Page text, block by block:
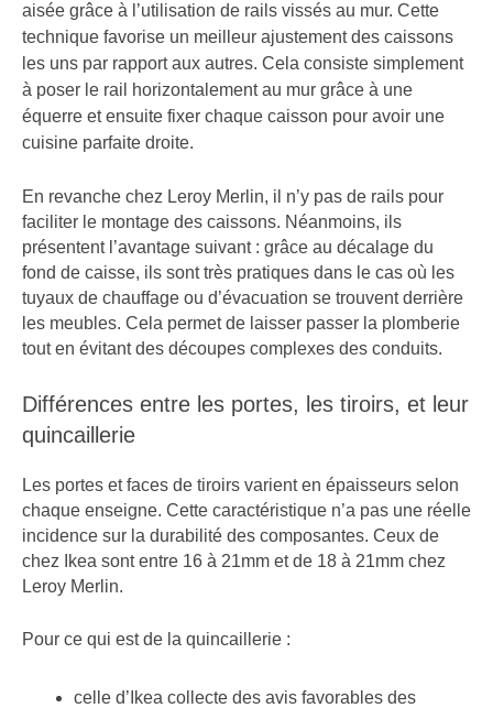
aisée grâce à l’utilisation de rails vissés au mur. Cette
technique favorise un meilleur ajustement des caissons
les uns par rapport aux autres. Cela consiste simplement
à poser le rail horizontalement au mur grâce à une
équerre et ensuite fixer chaque caisson pour avoir une
cuisine parfaite droite.
En revanche chez Leroy Merlin, il n’y pas de rails pour
faciliter le montage des caissons. Néanmoins, ils
présentent l’avantage suivant : grâce au décalage du
fond de caisse, ils sont très pratiques dans le cas où les
tuyaux de chauffage ou d’évacuation se trouvent derrière
les meubles. Cela permet de laisser passer la plomberie
tout en évitant des découpes complexes des conduits.
Différences entre les portes, les tiroirs, et leur
quincaillerie
Les portes et faces de tiroirs varient en épaisseurs selon
chaque enseigne. Cette caractéristique n’a pas une réelle
incidence sur la durabilité des composantes. Ceux de
chez Ikea sont entre 16 à 21mm et de 18 à 21mm chez
Leroy Merlin.
Pour ce qui est de la quincaillerie :
celle d’Ikea collecte des avis favorables des